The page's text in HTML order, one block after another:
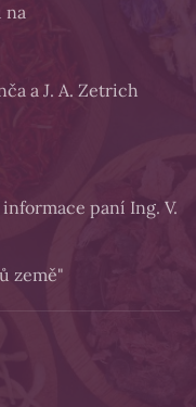
na
a J. A. Zetrich
paní Ing. V.
země"